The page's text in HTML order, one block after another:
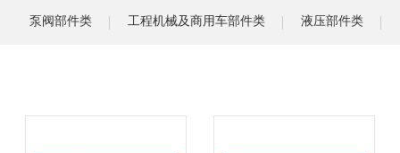
泵阀部件类 工程机械及商用车部件类 液压部件类